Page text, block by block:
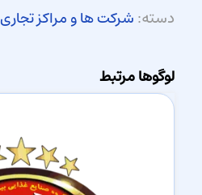
دسته:شرکت ها و مراکز تجاری
لوگوها مرتبط